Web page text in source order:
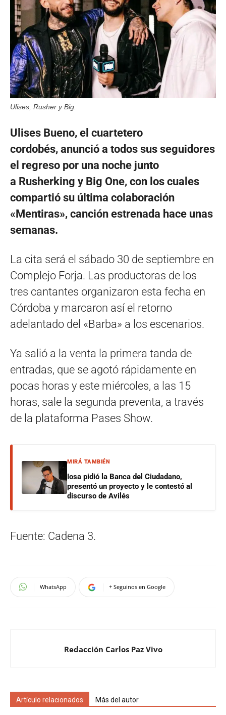
Ulises, Rusher y Big.
Ulises Bueno, el cuartetero
cordobés, anunció a todos sus seguidores
el regreso por una noche junto
a Rusherking y Big One, con los cuales
compartió su última colaboración
«Mentiras», canción estrenada hace unas
semanas.
La cita será el sábado 30 de septiembre en
Complejo Forja. Las productoras de los
tres cantantes organizaron esta fecha en
Córdoba y marcaron así el retorno
adelantado del «Barba» a los escenarios.
Ya salió a la venta la primera tanda de
entradas, que se agotó rápidamente en
pocas horas y este miércoles, a las 15
horas, sale la segunda preventa, a través
de la plataforma Pases Show.
MIRÁ TAMBIÉN
Iosa pidió la Banca del Ciudadano,
presentó un proyecto y le contestó al
discurso de Avilés
Fuente: Cadena 3.
WhatsApp + Seguinos en Google
Redacción Carlos Paz Vivo
Artículo relacionados Más del autor